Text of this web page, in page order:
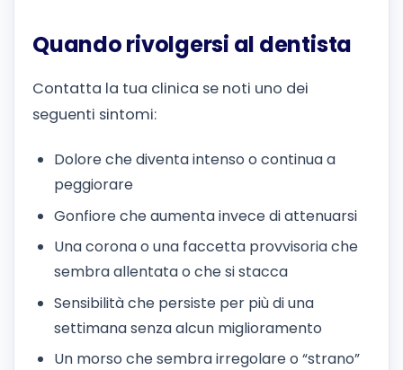
Quando rivolgersi al dentista
Contatta la tua clinica se noti uno dei
seguenti sintomi:
Dolore che diventa intenso o continua a
peggiorare
Gonfiore che aumenta invece di attenuarsi
Una corona o una faccetta provvisoria che
sembra allentata o che si stacca
Sensibilità che persiste per più di una
settimana senza alcun miglioramento
Un morso che sembra irregolare o “strano”